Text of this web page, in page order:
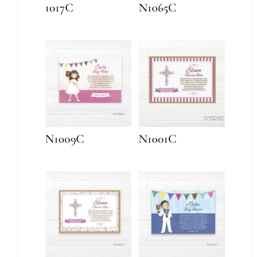
1017C N1065C
N1009C N1001C